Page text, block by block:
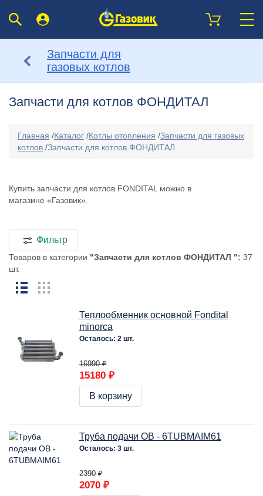
Запчасти для
газовых котлов
Запчасти для котлов ФОНДИТАЛ
Главная /Каталог /Котлы отопления /Запчасти для газовых
котлов /Запчасти для котлов ФОНДИТАЛ
Купить запчасти для котлов FONDITAL можно в
магазине «Газовик».
Фильтр
Товаров в категории "Запчасти для котлов ФОНДИТАЛ ": 37
шт.
Теплообменник основной Fondital
minorca
Осталось: 2 шт.
16990 ₽
15180 ₽
В корзину
Труба подачи ОВ - 6TUBMAIM61
Осталось: 3 шт.
2390 ₽
2070 ₽